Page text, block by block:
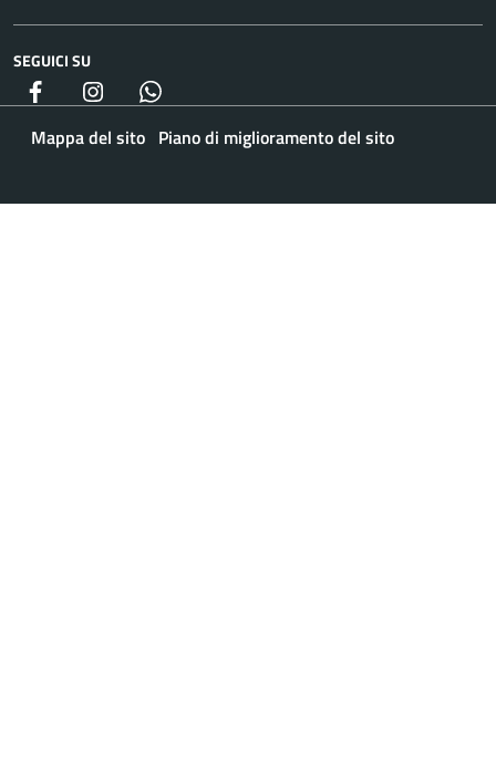
SEGUICI SU
Facebook Instagram
Mappa del sito Piano di miglioramento del sito